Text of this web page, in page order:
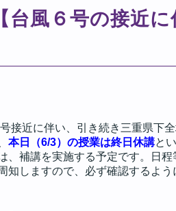
台風６号の接近
接近に伴い、引き続き三重県下
本日（6/3）の授業は終日休講と
、補講を実施する予定です。日
しますので、必ず確認するよう